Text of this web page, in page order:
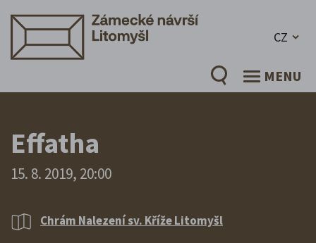
CZ
MENU
Effatha
15. 8. 2019, 20:00
Chrám Nalezení sv. Kříže Litomyšl